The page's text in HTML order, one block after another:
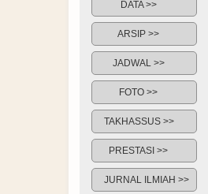
DATA >>
ARSIP >>
JADWAL >>
FOTO >>
TAKHASSUS >>
PRESTASI >>
JURNAL ILMIAH >>